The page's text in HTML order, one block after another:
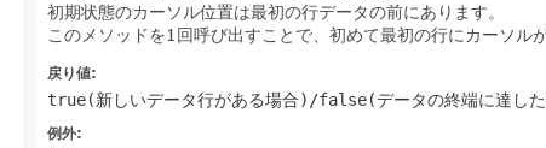
初期状態のカーソル位置は最初の行データの前にあります。
このメソッドを1回呼び出すことで、初めて最初の行にカーソル
戻り値:
true(新しいデータ行がある場合)/false(データの終端に達し
例外: